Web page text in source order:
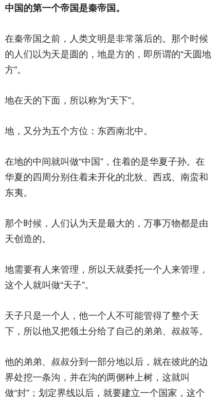
中国的第一个帝国是秦帝国。
在秦帝国之前，人类文明是非常落后的。那个时候
的人们以为天是圆的，地是方的，即所谓的“天圆地
方”。
地在天的下面，所以称为“天下”。
地，又分为五个方位：东西南北中。
在地的中间就叫做“中国”，住着的是华夏子孙。在
华夏的四周分别住着未开化的北狄、西戎、南蛮和
东夷。
那个时候，人们认为天是最大的，万事万物都是由
天创造的。
地需要有人来管理，所以天就委托一个人来管理，
这个人就叫做“天子”。
天子只是一个人，他一个人不可能管得了整个天
下，所以他又把领土分给了自己的弟弟、叔叔等。
他的弟弟、叔叔分到一部分地以后，就在彼此的边
界处挖一条沟，并在沟的两侧种上树，这就叫
做“封”；划定界线以后，就要建立一个国家，这个